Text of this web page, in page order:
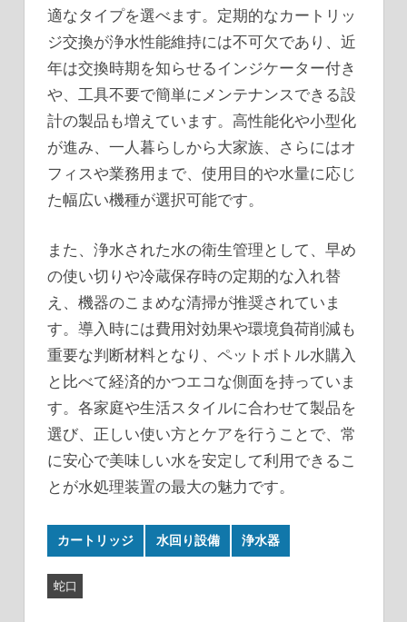
適なタイプを選べます。定期的なカートリッ
ジ交換が浄水性能維持には不可欠であり、近
年は交換時期を知らせるインジケーター付き
や、工具不要で簡単にメンテナンスできる設
計の製品も増えています。高性能化や小型化
が進み、一人暮らしから大家族、さらにはオ
フィスや業務用まで、使用目的や水量に応じ
た幅広い機種が選択可能です。
また、浄水された水の衛生管理として、早め
の使い切りや冷蔵保存時の定期的な入れ替
え、機器のこまめな清掃が推奨されていま
す。導入時には費用対効果や環境負荷削減も
重要な判断材料となり、ペットボトル水購入
と比べて経済的かつエコな側面を持っていま
す。各家庭や生活スタイルに合わせて製品を
選び、正しい使い方とケアを行うことで、常
に安心で美味しい水を安定して利用できるこ
とが水処理装置の最大の魅力です。
カートリッジ 水回り設備 浄水器
蛇口